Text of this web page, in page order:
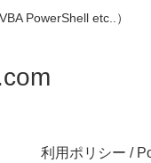
PowerShell etc..）
利用ポリシー /